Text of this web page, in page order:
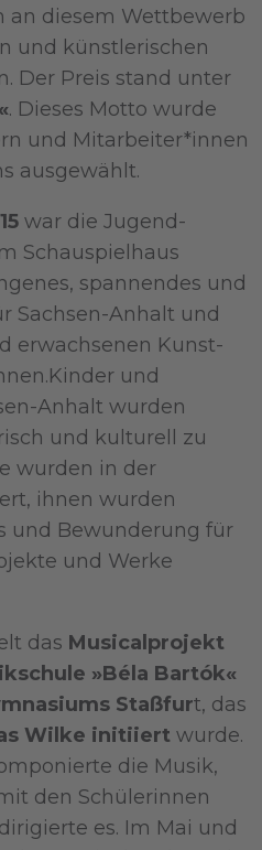
an diesem Wettbewerb
und künstlerischen
Der Preis stand unter
. Dieses Motto wurde
und Mitarbeiter*innen
ausgewählt.
war die Jugend-
Schauspielhaus
spannendes und
Sachsen-Anhalt und
erwachsenen Kunst-
und
Anhalt wurden
und kulturell zu
wurden in der
ihnen wurden
und Bewunderung für
und Werke
das Musicalprojekt
»Béla Bartók«
Staßfurt, das
Wilke initiiert wurde.
die Musik,
den Schülerinnen
es. Im Mai und